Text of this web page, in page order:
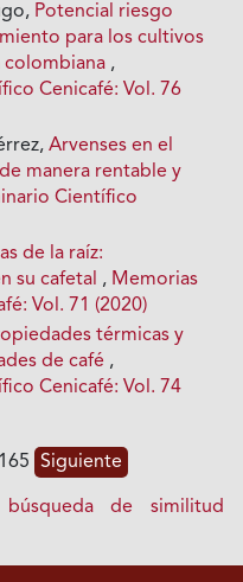
Potencial riesgo
para los cultivos
colombiana ,
Cenicafé: Vol. 76
Arvenses en el
manera rentable y
Científico
de la raíz:
su cafetal , Memorias
Vol. 71 (2020)
térmicas y
de café ,
Cenicafé: Vol. 74
Siguiente
búsqueda de similitud